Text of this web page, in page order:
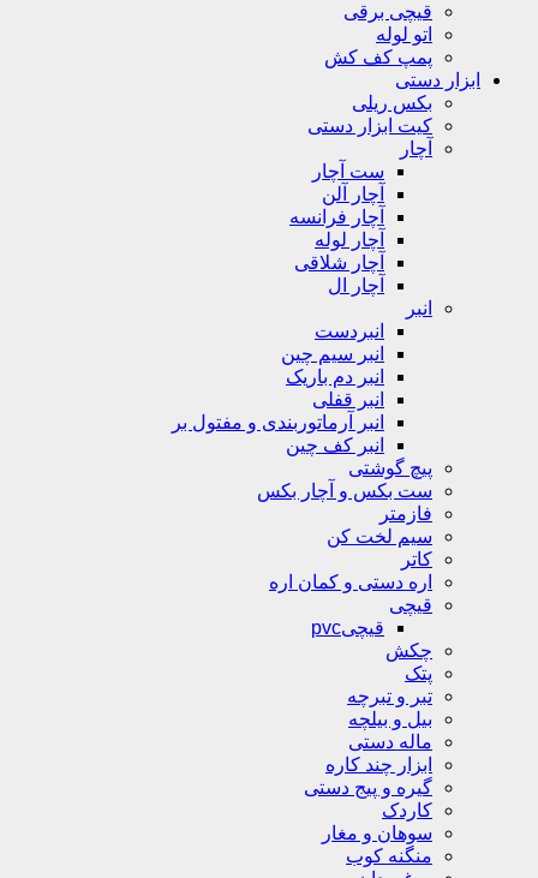
قیچی برقی
اتو لوله
پمپ کف کش
ابزار دستی
بکس ریلی
کیت ابزار دستی
آچار
ست آچار
آچار آلن
آچار فرانسه
آچار لوله
آچار شلاقی
آچار ال
انبر
انبردست
انبر سیم چین
انبر دم باریک
انبر قفلی
انبر آرماتوربندی و مفتول بر
انبر کف چین
پیچ گوشتی
ست بکس و آچار بکس
فازمتر
سیم لخت کن
کاتر
اره دستی و کمان اره
قیچی
قیچیpvc
چکش
پتک
تبر و تبرچه
بیل و بیلچه
ماله دستی
ابزار چند کاره
گیره و پیج دستی
کاردک
سوهان و مغار
منگنه کوب